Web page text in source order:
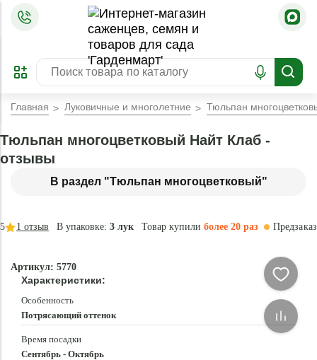
ПРЕДЗАКАЗ
ЗАБРОНИРОВАТЬ
ЛУЧШЕЕ
Главная Луковичные и многолетние Тюльпан
В раздел "Тюльпан многоцветковый"
Тюльпан многоцветковый Найт Клаб -
отзывы
В упаковке: 3 лук Товар купили более 20 раз
5 1 отзыв Предзаказ
–40 °
Артикул: 5770
Характеристики:
Особенность
Потрясающий оттенок
Время посадки
Сентябрь - Октябрь